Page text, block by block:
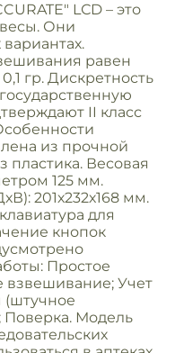
LСD – это
Они
равен
гр. Дискретность
II класс
из прочной
пластика. Весовая
125 мм.
201х232х168 мм.
для
кнопок
Простое
Учет
(штучное
Модель